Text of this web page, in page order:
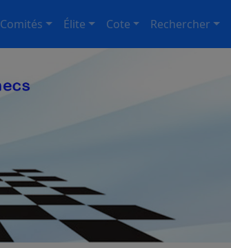
Comités Élite Cote Rechercher